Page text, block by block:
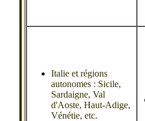
Italie et régions
autonomes : Sicile,
Sardaigne, Val
d'Aoste, Haut-Adige,
Vénétie, etc.